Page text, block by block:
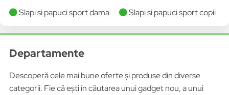
Slapi si papuci sport dama
Slapi si papuci sport copii
Departamente
Descoperă cele mai bune oferte și produse din diverse
categorii. Fie că ești în căutarea unui gadget nou, a unui